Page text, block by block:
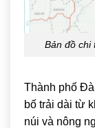
Bản đồ chi
Thành phố Đà
bố trải dài từ
núi và nông